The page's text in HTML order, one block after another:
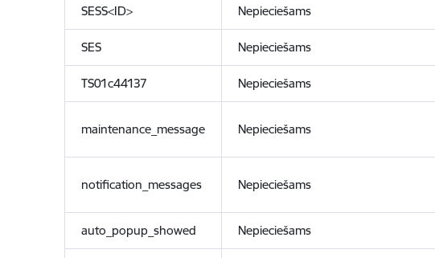
SESS<ID> Nepieciešams
SES Nepieciešams
TS01c44137 Nepieciešams
maintenance_message Nepieciešams
notification_messages Nepieciešams
auto_popup_showed Nepieciešams